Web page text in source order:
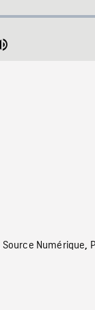
Mute
Source Numérique,